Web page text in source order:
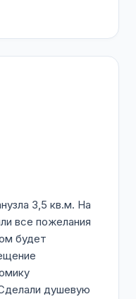
3,5 кв.м. На
все пожелания
будет
душевую